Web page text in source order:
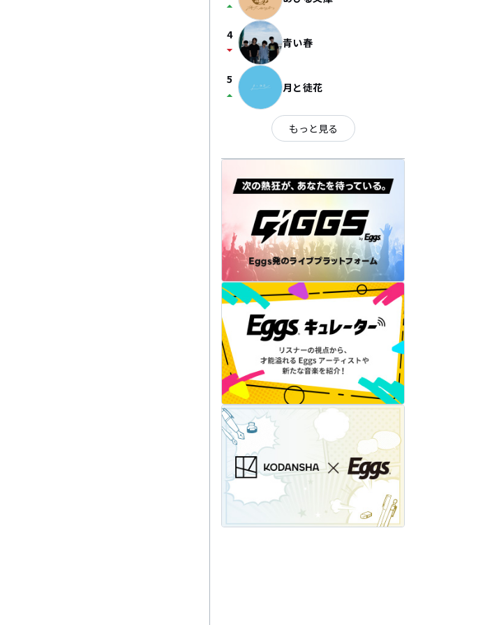
arrow_drop_up
4
arrow_drop_down 青い春
5
arrow_drop_up 月と徒花
もっと見る